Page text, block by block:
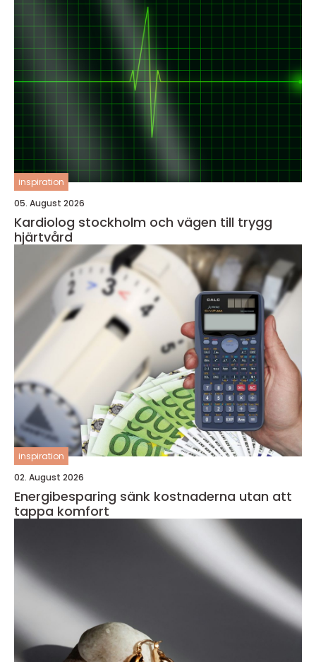
inspiration
05. August 2026
Kardiolog stockholm och vägen till trygg
hjärtvård
inspiration
02. August 2026
Energibesparing sänk kostnaderna utan att
tappa komfort